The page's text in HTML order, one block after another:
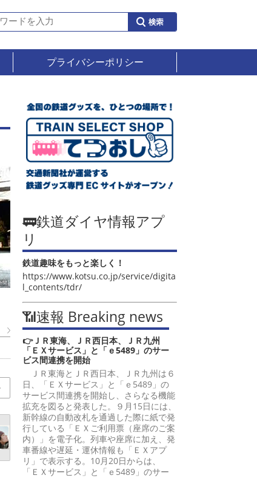
プライバシーポリシー
🚃鉄道ダイヤ情報アプ
リ
鉄道趣味をもっと楽しく！
https://www.kotsu.co.jp/service/digita
l_contents/tdr/
📶速報 Breaking news
👉ＪＲ東海、ＪＲ西日本、ＪＲ九州
「ＥＸサービス」と「ｅ5489」のサー
ビス間連携を開始
ＪＲ東海とＪＲ西日本、ＪＲ九州は６
日、「ＥＸサービス」と「ｅ5489」の
サービス間連携を開始し、さらなる機能
拡充を図ると発表した。９月15日には、
新幹線の自動改札を通過した際に紙で発
行している「ＥＸご利用票（座席のご案
内）」を電子化。列車や座席に加え、発
車番線や遅延・運休情報も「ＥＸアプ
リ」で表示する。10月20日からは、
「ＥＸサービス」と「ｅ5489」のサー